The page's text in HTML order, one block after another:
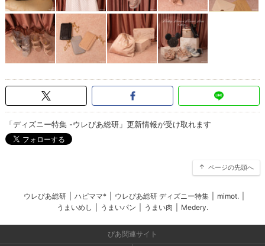
「ディズニー特集 -ウレぴあ総研」更新情報が受け取れます
ページの先頭へ
ウレぴあ総研 ハピママ* ウレぴあ総研 ディズニー特集 mimot.
うまいめし
うまいパン うまい肉 Medery.
ぴあ関連サイト